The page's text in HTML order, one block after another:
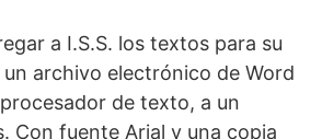
a I.S.S. los textos para su
un archivo electrónico de Word
de texto, a un
Con fuente Arial y una copia